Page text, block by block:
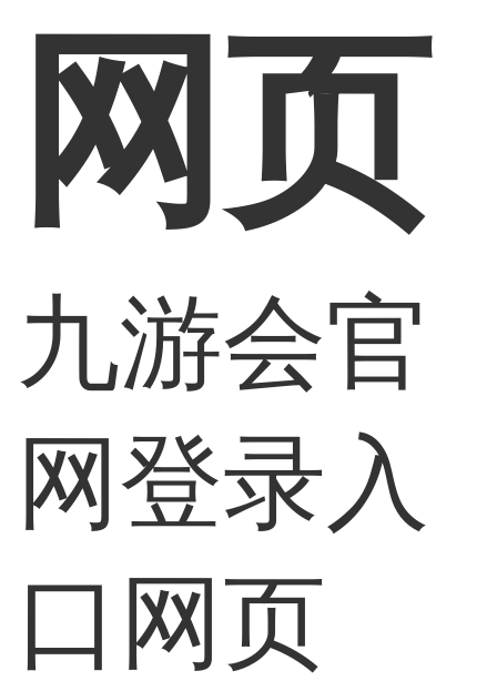
网页
九游会官
网登录入
口网页